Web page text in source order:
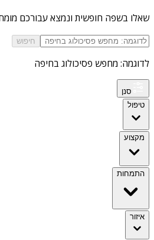
שאלו בשפה חופשית ונמצא עבורכם
חיפוש
לדוגמה: מחפש פסיכולוג בחיפה
סנן
טיפול
מקצוע
התמחות
איזור